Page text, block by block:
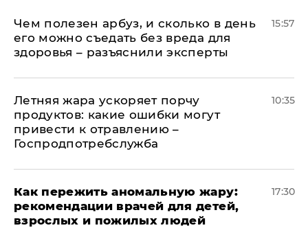
Чем полезен арбуз, и сколько в день
его можно съедать без вреда для
здоровья – разъяснили эксперты
15:57
Летняя жара ускоряет порчу
продуктов: какие ошибки могут
привести к отравлению –
Госпродпотребслужба
10:35
Как пережить аномальную жару:
рекомендации врачей для детей,
взрослых и пожилых людей
17:30